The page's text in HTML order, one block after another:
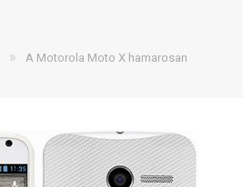
»
A Motorola Moto X hamarosan